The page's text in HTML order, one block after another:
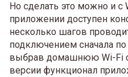
Но сделать это можно и с
приложении доступен
несколько шагов
подключением сначала
выбрав домашнюю Wi-Fi
версии функционал